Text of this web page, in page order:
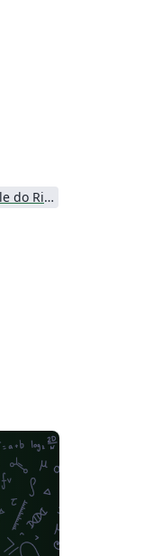
Universidade do Vale do Rio dos Sinos